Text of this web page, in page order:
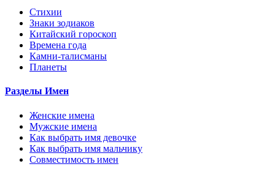
Стихии
Знаки зодиаков
Китайский гороскоп
Времена года
Камни-талисманы
Планеты
Разделы Имен
Женские имена
Мужские имена
Как выбрать имя девочке
Как выбрать имя мальчику
Совместимость имен